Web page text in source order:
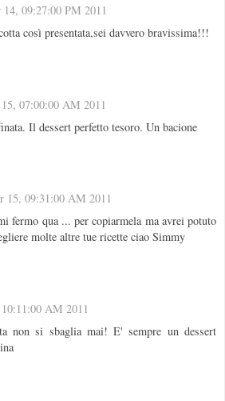
14, 09:27:00 PM 2011
così presentata,sei davvero bravissima!!!
07:00:00 AM 2011
Il dessert perfetto tesoro. Un bacione
15, 09:31:00 AM 2011
fermo qua ... per copiarmela ma avrei potuto
molte altre tue ricette ciao Simmy
AM 2011
non si sbaglia mai! E' sempre un dessert